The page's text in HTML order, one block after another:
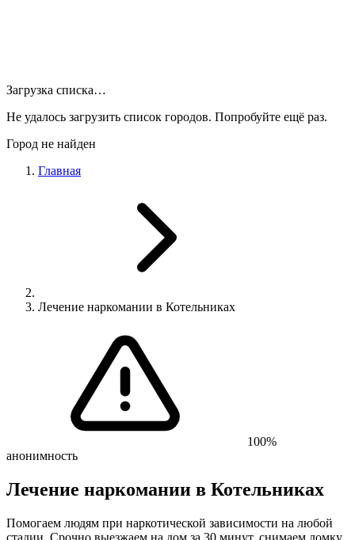
Загрузка списка…
Не удалось загрузить список городов. Попробуйте ещё раз.
Город не найден
Главная
Лечение наркомании в Котельниках
100%
анонимность
Лечение наркомании в Котельниках
Помогаем людям при наркотической зависимости на любой
стадии. Срочно выезжаем на дом за 30 минут, снимаем ломку,